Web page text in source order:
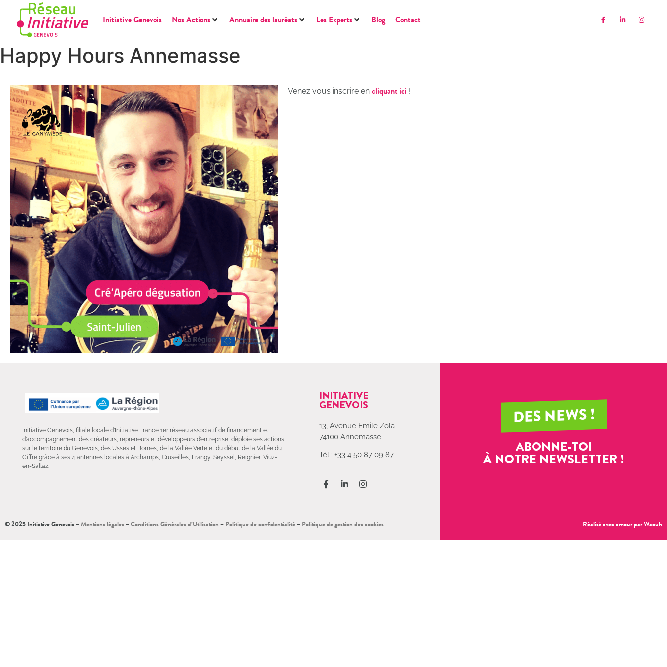
Initiative Genevois Nos Actions Annuaire des lauréats Les Experts Blog Contact
Happy Hours Annemasse
Venez vous inscrire en cliquant ici !
Initiative Genevois, filiale locale d’Initiative France 1er réseau associatif de financement et
d’accompagnement des créateurs, repreneurs et développeurs d’entreprise, déploie ses actions
sur le territoire du Genevois, des Usses et Bornes, de la Vallée Verte et du début de la Vallée du
Giffre grâce à ses 4 antennes locales à Archamps, Cruseilles, Frangy, Seyssel, Reignier, Viuz-
en-Sallaz.
INITIATIVE
GENEVOIS
13, Avenue Emile Zola
74100 Annemasse
Tél : +33 4 50 87 09 87
DES NEWS !
ABONNE-TOI
À NOTRE NEWSLETTER !
© 2025 Initiative Genevois –Mentions légales–Conditions Générales d’Utilisation – Politique de confidentialité– Politique de gestion des cookies Réalisé avec amour parWaouh